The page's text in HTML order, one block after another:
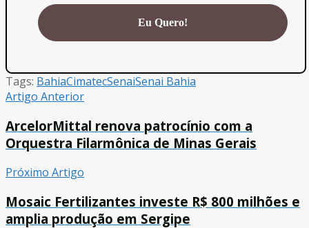
Tags: BahiaCimatecSenaiSenai Bahia
Artigo Anterior
ArcelorMittal renova patrocínio com a
Orquestra Filarmônica de Minas Gerais
Próximo Artigo
Mosaic Fertilizantes investe R$ 800 milhões e
amplia produção em Sergipe